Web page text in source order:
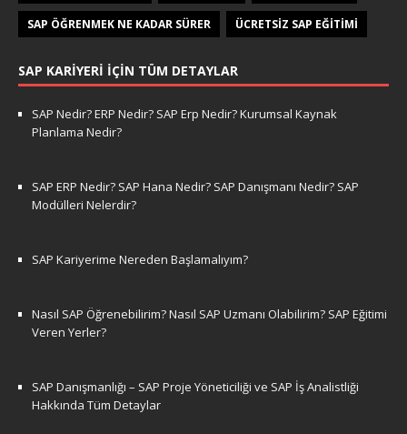
SAP ÖĞRENMEK NE KADAR SÜRER ÜCRETSIZ SAP EĞITIMI
SAP KARIYERI İÇIN TÜM DETAYLAR
SAP Nedir? ERP Nedir? SAP Erp Nedir? Kurumsal Kaynak
Planlama Nedir?
SAP ERP Nedir? SAP Hana Nedir? SAP Danışmanı Nedir? SAP
Modülleri Nelerdir?
SAP Kariyerime Nereden Başlamalıyım?
Nasıl SAP Öğrenebilirim? Nasıl SAP Uzmanı Olabilirim? SAP Eğitimi
Veren Yerler?
SAP Danışmanlığı – SAP Proje Yöneticiliği ve SAP İş Analistliği
Hakkında Tüm Detaylar